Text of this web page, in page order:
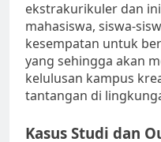
ekstrakurikuler dan
mahasiswa, siswa-
kesempatan untuk
yang sehingga akan
kelulusan kampus
tantangan di
Kasus Studi dan